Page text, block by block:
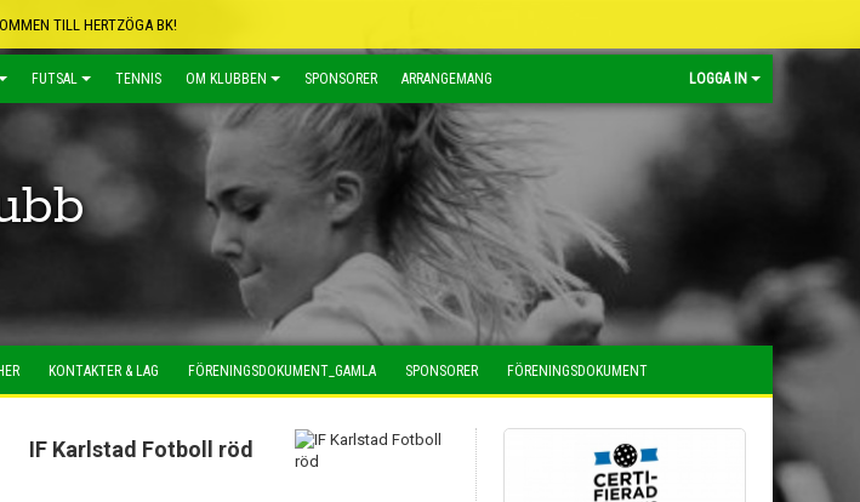
TILL HERTZÖGA BK!
FUTSAL TENNIS OM KLUBBEN SPONSORER ARRANGEMANG LOGGA IN
KONTAKTER & LAG FÖRENINGSDOKUMENT_GAMLA SPONSORER FÖRENINGSDOKUMENT
IF Karlstad Fotboll röd